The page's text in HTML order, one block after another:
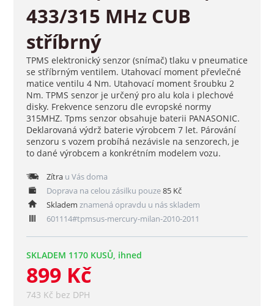
433/315 MHz CUB
stříbrný
TPMS elektronický senzor (snímač) tlaku v pneumatice
se stříbrným ventilem. Utahovací moment převlečné
matice ventilu 4 Nm. Utahovací moment šroubku 2
Nm. TPMS senzor je určený pro alu kola i plechové
disky. Frekvence senzoru dle evropské normy
315MHZ. Tpms senzor obsahuje baterii PANASONIC.
Deklarovaná výdrž baterie výrobcem 7 let. Párování
senzoru s vozem probíhá nezávisle na senzorech, je
to dané výrobcem a konkrétním modelem vozu.
Zítrau Vás doma
Doprava na celou zásilku pouze85 Kč
Skladem znamená opravdu u nás skladem
601114#tpmsus-mercury-milan-2010-2011
SKLADEM 1170 KUSŮ, ihned
899 Kč
743 Kč bez DPH